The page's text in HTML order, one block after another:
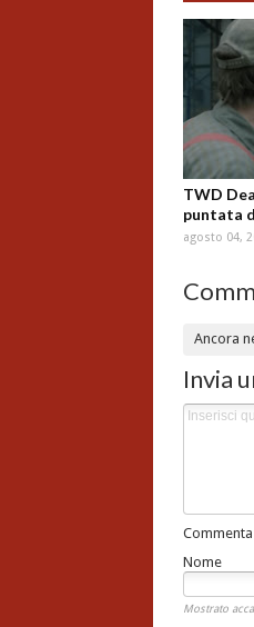
TWD
puntata
agosto 04,
Ancora
Invia
Nome
Mostrato